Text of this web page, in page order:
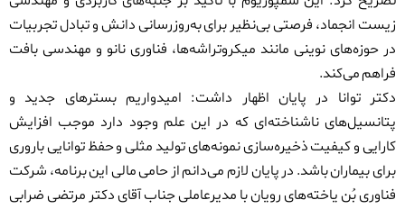
زیست انجماد، فرصتی بی‌نظیر برای به‌روزرسانی دانش و تبادل تجربیات
در حوزه‌های نوینی مانند میکروتراشه‌ها، فناوری نانو و مهندسی بافت
فراهم می‌کند.
دکتر توانا در پایان اظهار داشت: امیدواریم بسترهای جدید و
پتانسیل‌های ناشناخته‌ای که در این علم وجود دارد موجب افزایش
کارایی و کیفیت ذخیره‌سازی نمونه‌های تولید مثلی و حفظ توانایی باروری
برای بیماران باشد. در پایان لازم می‌دانم از حامی مالی این برنامه، شرکت
فناوری بُن یاخته‌های رویان با مدیرعاملی جناب آقای دکتر مرتضی ضرابی